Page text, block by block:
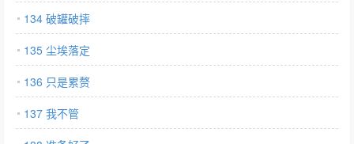
134 破罐破摔
135 尘埃落定
136 只是累赘
137 我不管